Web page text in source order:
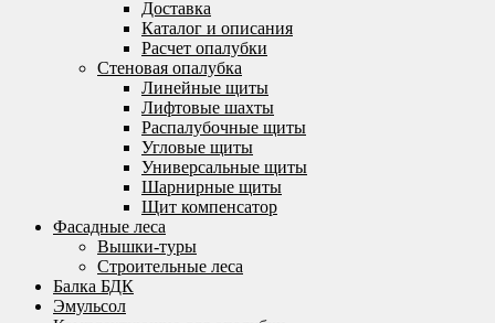
Доставка
Каталог и описания
Расчет опалубки
Стеновая опалубка
Линейные щиты
Лифтовые шахты
Распалубочные щиты
Угловые щиты
Универсальные щиты
Шарнирные щиты
Щит компенсатор
Фасадные леса
Вышки-туры
Строительные леса
Балка БДК
Эмульсол